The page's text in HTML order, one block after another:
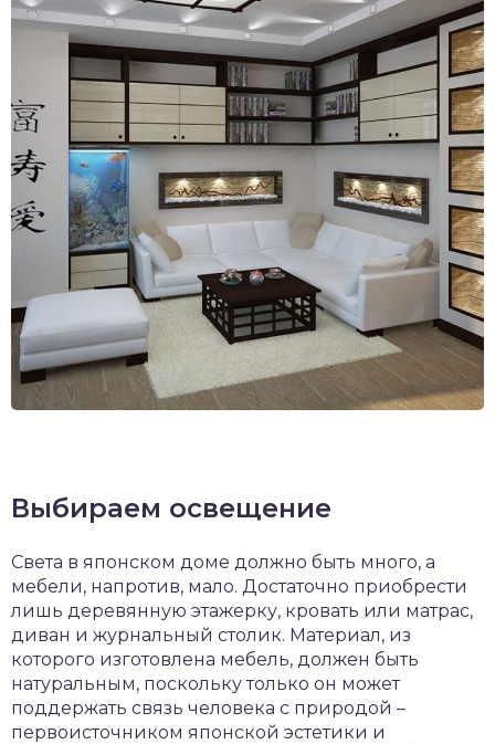
Выбираем освещение
Света в японском доме должно быть много, а
мебели, напротив, мало. Достаточно приобрести
лишь деревянную этажерку, кровать или матрас,
диван и журнальный столик. Материал, из
которого изготовлена мебель, должен быть
натуральным, поскольку только он может
поддержать связь человека с природой –
первоисточником японской эстетики и